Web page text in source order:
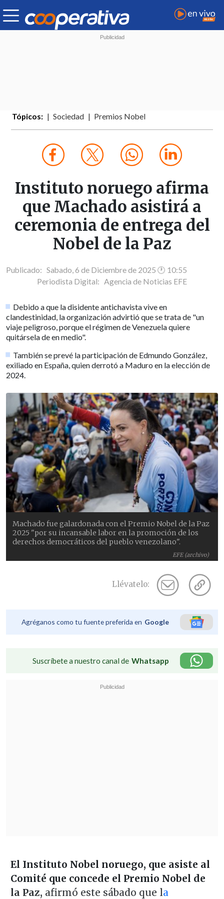
Tópicos: Sociedad Premios Nobel
Instituto noruego afirma
que Machado asistirá a
ceremonia de entrega del
Nobel de la Paz
Publicado: Sabado, 6 de Diciembre de 2025 🕐 10:55
Periodista Digital: Agencia de Noticias EFE
Debido a que la disidente antichavista vive en
clandestinidad, la organización advirtió que se trata de "un
viaje peligroso, porque el régimen de Venezuela quiere
quitársela de en medio".
También se prevé la participación de Edmundo González,
exiliado en España, quien derrotó a Maduro en la elección de
2024.
EFE (archivo)
Machado fue galardonada con el Premio Nobel de la Paz
2025 "por su incansable labor en la promoción de los
derechos democráticos del pueblo venezolano".
Llévatelo:
Agréganos como tu fuente preferida en Google
Suscríbete a nuestro canal de Whatsapp
El Instituto Nobel noruego, que asiste al
Comité que concede el Premio Nobel de
la Paz, afirmó este sábado que la